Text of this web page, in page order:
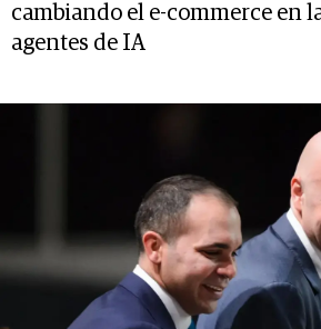
cambiando el e-commerce en
agentes de IA